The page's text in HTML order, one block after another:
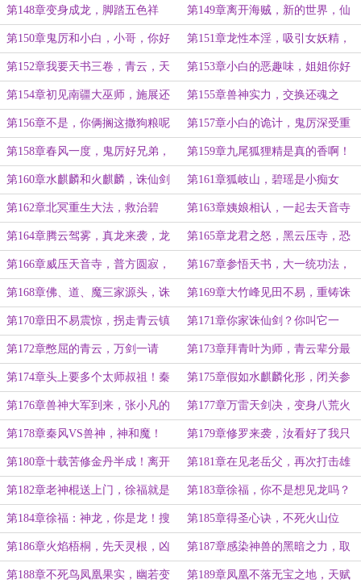
兽
第148章变身成龙，脚踏五色祥
云，掌控风火雷电
第149章离开海贼，新的世界，仙
侠？
第150章鬼厉和小白，小哥，你好
香啊！
第151章龙性本淫，吸引女妖精，
和女妖兽
第152章我要天书三卷，青云，天
音，鬼王宗修炼之法。
第153章小白的恶趣味，姐姐你好
坏哟，我喜欢
第154章初见南疆大巫师，施展还
魂之术的条件！
第155章兽神实力，交换还魂之
术！bug法术
第156章不是，你俩搁这撒狗粮呢
吗？恋爱的酸臭味
第157章小白的诡计，鬼厉深受重
伤？
第158章春风一度，鬼厉好兄弟，
不用谢哥哥！
第159章九尾狐狸精是真的香啊！
顶不住了
第160章水麒麟和火麒麟，诛仙剑
的秘密
第161章狐岐山，碧瑶是小痴女
儿，我侄女！天音寺秃驴
第162章北冥重生大法，救治碧
瑶，苏醒！
第163章姨娘相认，一起去天音寺
讨债！
第164章腾云驾雾，真龙来袭，龙
息破山门！
第165章龙君之怒，黑云压寺，恐
怖的实力
第166章威压天音寺，普方圆寂，
观无字玉璧
第167章参悟天书，大一统功法，
完美增强
第168章佛、道、魔三家源头，诛
仙剑的召唤
第169章大竹峰见田不易，重铸诛
仙剑的想法
第170章田不易震惊，拐走青云镇
派神兵，诛仙剑来！
第171章你家诛仙剑？你叫它一
声，它答应你吗？
第172章憋屈的青云，万剑一请
求！对付兽神
第173章拜青叶为师，青云辈分最
高！四大剑诀
第174章头上要多个太师叔祖！秦
风吸引了灵尊
第175章假如水麒麟化形，闭关参
悟天书，自创剑诀
第176章兽神大军到来，张小凡的
修罗场！师姐怀孕了！
第177章万雷天剑决，变身八荒火
龙
第178章秦风VS兽神，神和魔！ 第179章修罗来袭，汝看好了我只
出一剑！
第180章十载苦修金丹半成！离开
诛仙世界
第181章在见老岳父，再次打击雄
霸，你小子娶了狐狸精？
第182章老神棍送上门，徐福就是
帝释天！
第183章徐福，你不是想见龙吗？
现在你见到了
第184章徐福：神龙，你是龙！搜
魂夺魄
第185章得圣心诀，不死火山位
置，寻凤凰
第186章火焰梧桐，先天灵根，凶
兽凤凰
第187章感染神兽的黑暗之力，取
凤凰之血
第188章不死鸟凤凰果实，幽若变 第189章凤凰不落无宝之地，天赋